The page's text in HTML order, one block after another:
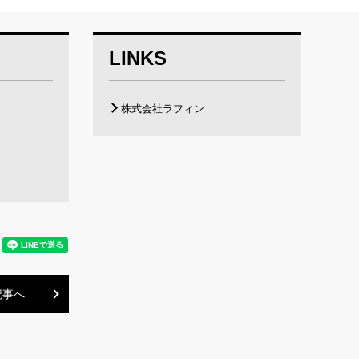
事へ
LINKS
株式会社ラフィン